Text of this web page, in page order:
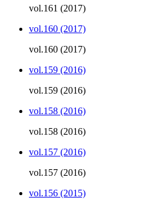
vol.161 (2017)
vol.160 (2017)
vol.160 (2017)
vol.159 (2016)
vol.159 (2016)
vol.158 (2016)
vol.158 (2016)
vol.157 (2016)
vol.157 (2016)
vol.156 (2015)